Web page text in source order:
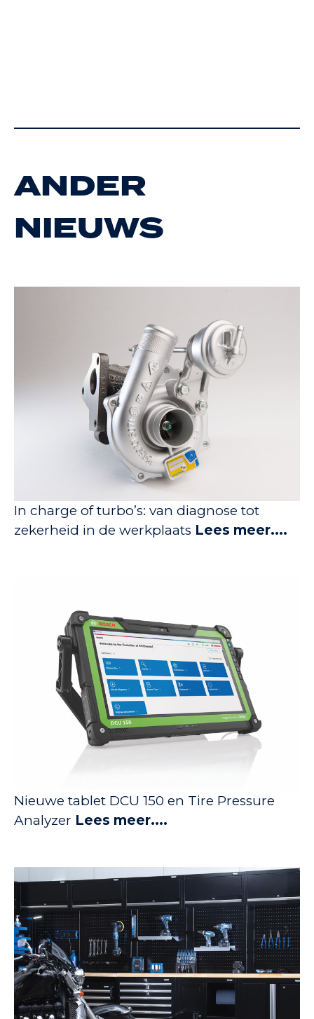
ANDER
NIEUWS
In charge of turbo’s: van diagnose tot
zekerheid in de werkplaats Lees meer....
Nieuwe tablet DCU 150 en Tire Pressure
Analyzer Lees meer....